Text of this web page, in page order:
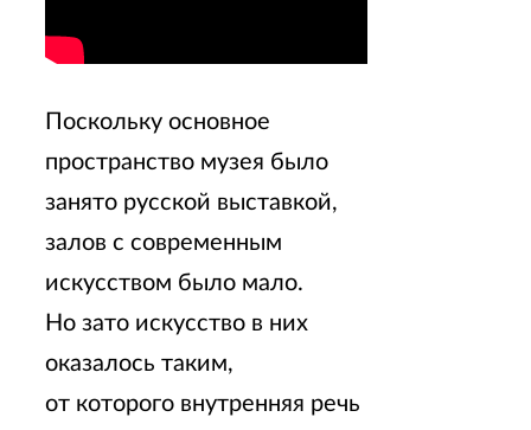
Поскольку основное
пространство музея было
занято русской выставкой,
залов с современным
искусством было мало.
Но зато искусство в них
оказалось таким,
от которого внутренняя речь